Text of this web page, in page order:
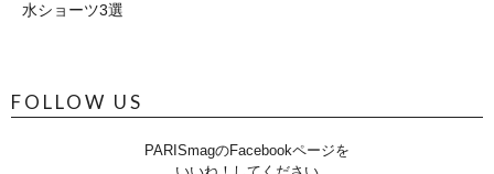
水ショーツ3選
FOLLOW US
PARISmagのFacebookページを